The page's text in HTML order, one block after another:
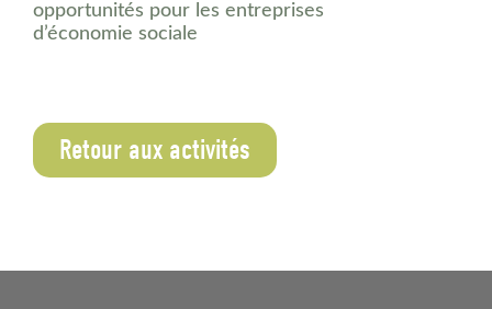
opportunités pour les entreprises
d’économie sociale
Retour aux activités